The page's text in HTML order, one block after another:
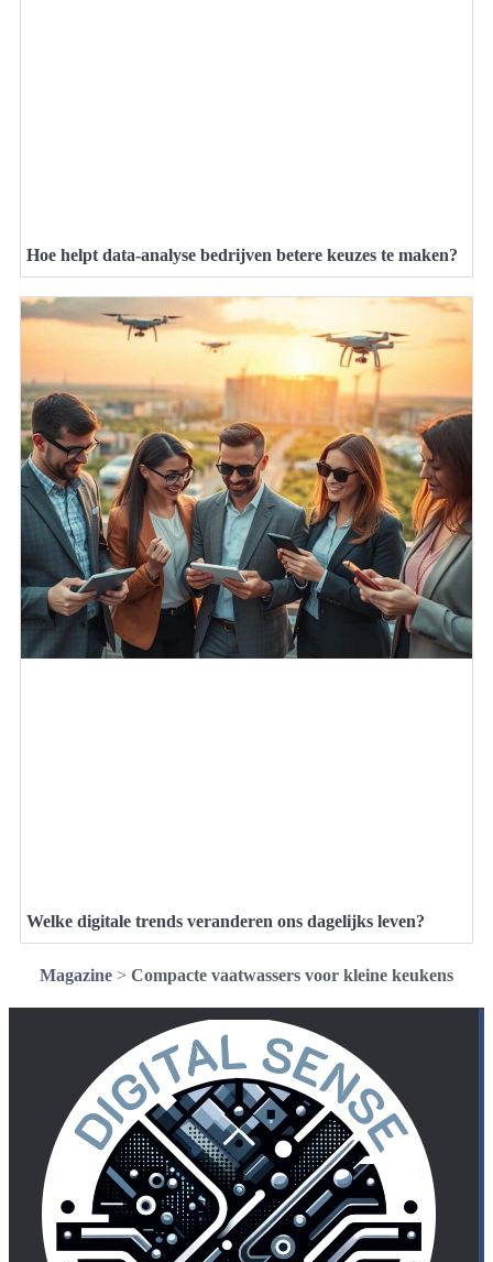
Hoe helpt data-analyse bedrijven betere keuzes te maken?
Welke digitale trends veranderen ons dagelijks leven?
Magazine > Compacte vaatwassers voor kleine keukens